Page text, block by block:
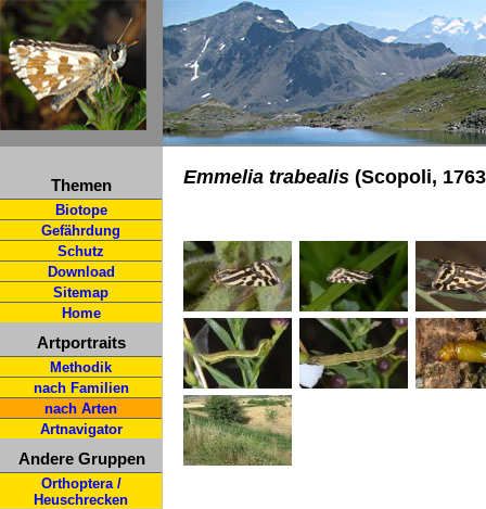
Themen
Biotope
Gefährdung
Schutz
Download
Sitemap
Home
Artportraits
Methodik
nach Familien
nach Arten
Artnavigator
Andere Gruppen
Orthoptera /
Heuschrecken
Emmelia trabealis (Scopoli,